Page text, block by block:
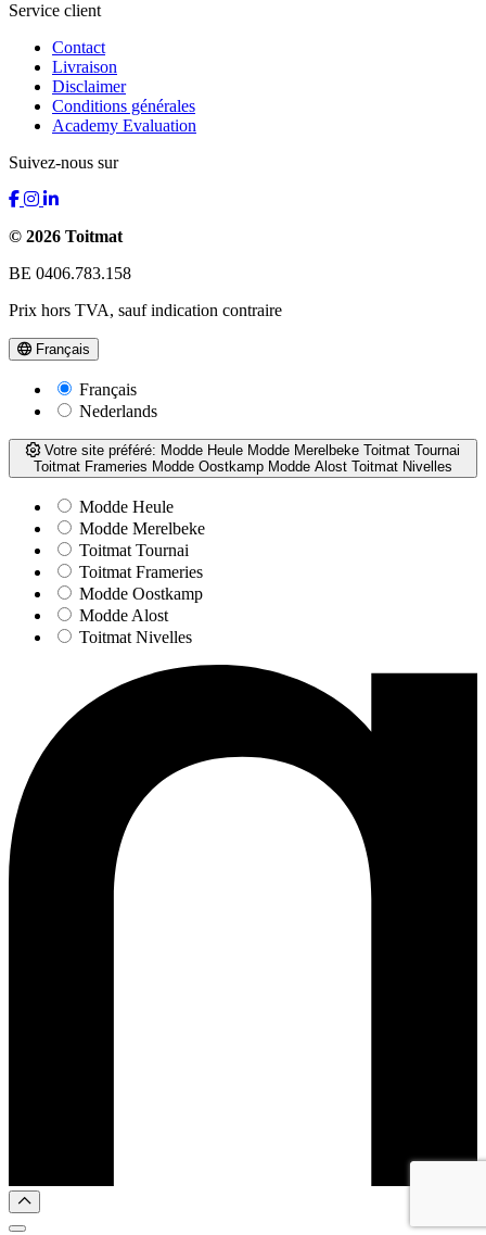
Service client
Contact
Livraison
Disclaimer
Conditions générales
Academy Evaluation
Suivez-nous sur
© 2026 Toitmat
BE 0406.783.158
Prix hors TVA, sauf indication contraire
Français
Français
Nederlands
Votre site préféré: Modde Heule Modde Merelbeke Toitmat Tournai
Toitmat Frameries Modde Oostkamp Modde Alost Toitmat Nivelles
Modde Heule
Modde Merelbeke
Toitmat Tournai
Toitmat Frameries
Modde Oostkamp
Modde Alost
Toitmat Nivelles